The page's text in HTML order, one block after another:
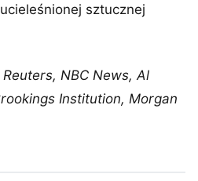
sztucznej
NBC News, Al
Institution, Morgan